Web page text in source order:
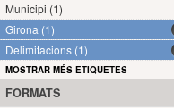
Municipi (1)
Girona (1)
Delimitacions (1)
MOSTRAR MÉS ETIQUETES
FORMATS